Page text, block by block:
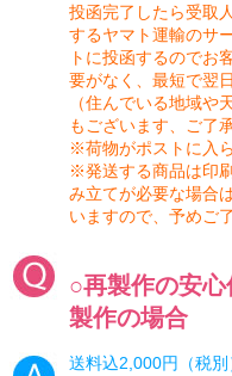
投函完了したら受取
するヤマト運輸のサ
トに投函するのでお
要がなく、最短で翌
（住んでいる地域や
もございます、ご了
※荷物がポストに入
※発送する商品は印
み立てが必要な場合
いますので、予めご
○再製作の安
製作の場合
送料込2,000円（税別